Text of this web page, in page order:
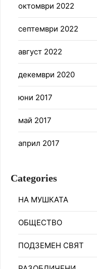
октомври 2022
септември 2022
август 2022
декември 2020
юни 2017
май 2017
април 2017
Categories
НА МУШКАТА
ОБЩЕСТВО
ПОДЗЕМЕН СВЯТ